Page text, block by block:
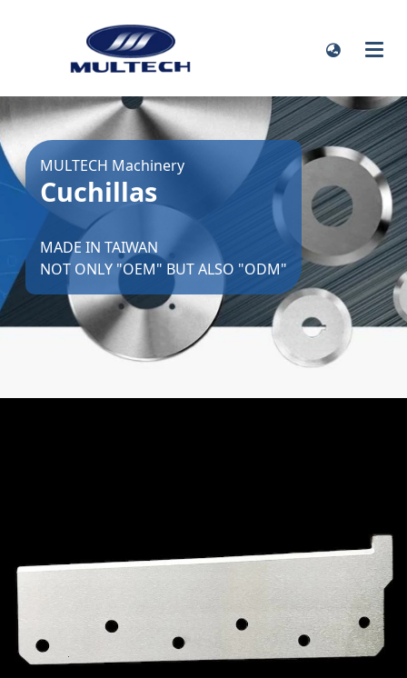
MULTECH Machinery
Cuchillas
MADE IN TAIWAN
NOT ONLY "OEM" BUT ALSO "ODM"